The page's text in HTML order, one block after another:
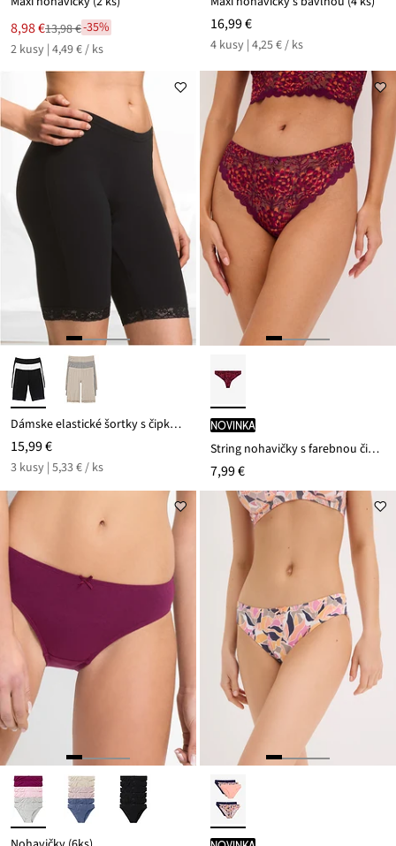
Nová
cena
je
8,98 €
Zľava
z
13,98 €
13,98 €-35%
2 kusy | 4,49 € / ks
16,99 €
4 kusy | 4,25 € / ks
Dámske elastické šortky s čipkou (3 ks v balení)
15,99 €
3 kusy | 5,33 € / ks
novinka
String nohavičky s farebnou čipkou
7,99 €